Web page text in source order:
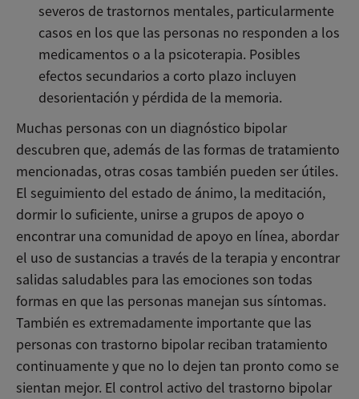
severos de trastornos mentales, particularmente
casos en los que las personas no responden a los
medicamentos o a la psicoterapia. Posibles
efectos secundarios a corto plazo incluyen
desorientación y pérdida de la memoria.
Muchas personas con un diagnóstico bipolar
descubren que, además de las formas de tratamiento
mencionadas, otras cosas también pueden ser útiles.
El seguimiento del estado de ánimo, la meditación,
dormir lo suficiente, unirse a grupos de apoyo o
encontrar una comunidad de apoyo en línea, abordar
el uso de sustancias a través de la terapia y encontrar
salidas saludables para las emociones son todas
formas en que las personas manejan sus síntomas.
También es extremadamente importante que las
personas con trastorno bipolar reciban tratamiento
continuamente y que no lo dejen tan pronto como se
sientan mejor. El control activo del trastorno bipolar